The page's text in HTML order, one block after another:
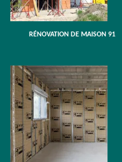
RÉNOVATION DE MAISON 91